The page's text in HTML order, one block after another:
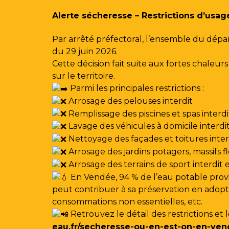
Alerte sécheresse – Restrictions
Par arrêté préfectoral, l’ensemble du
du 29 juin 2026.
Cette décision fait suite aux fortes
sur le territoire.
Parmi les principales restrictions :
Arrosage des pelouses interdit
Remplissage des piscines et spas
Lavage des véhicules à domicile interdit
Nettoyage des façades et toitures
Arrosage des jardins potagers,
Arrosage des terrains de sport interdit
En Vendée, 94 % de l’eau potable
peut contribuer à sa préservation en
consommations non essentielles, etc.
Retrouvez le détail des restrictions et
eau.fr/secheresse-ou-en-est-on-en-